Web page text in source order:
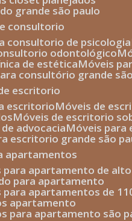
grande são paulo
consultorio
consultorio de psicologia
odontológico
de estética móveis
consultório grande
escritorio
escritorio móveis de
móveis de escritorio
advocacia móveis
escritorio grande são
apartamentos
para apartamento de
para apartamento
para apartamentos de
apartamento
para apartamento são